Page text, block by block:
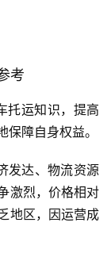
考
托运知识，提高
障自身权益。
发达、物流资源
激烈，价格相对
地区，因运营成